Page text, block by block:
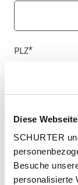
Diese
SCHURTER
Besuche
personalisierte
PLZ*
Stadt *
Land*